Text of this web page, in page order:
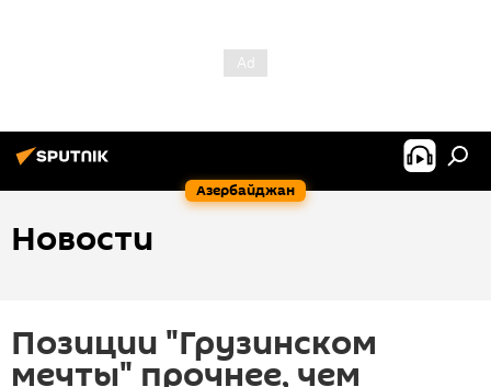
Азербайджан
Новости
Позиции "Грузинском
мечты" прочнее, чем